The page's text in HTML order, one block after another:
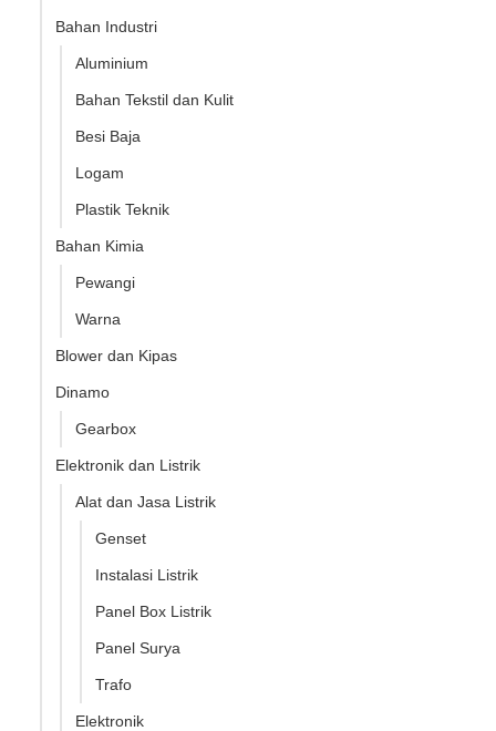
Bahan Industri
Aluminium
Bahan Tekstil dan Kulit
Besi Baja
Logam
Plastik Teknik
Bahan Kimia
Pewangi
Warna
Blower dan Kipas
Dinamo
Gearbox
Elektronik dan Listrik
Alat dan Jasa Listrik
Genset
Instalasi Listrik
Panel Box Listrik
Panel Surya
Trafo
Elektronik